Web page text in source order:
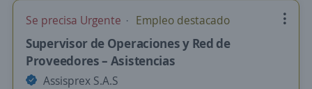
Se precisa Urgente Empleo destacado
Supervisor de Operaciones y Red de
Proveedores – Asistencias
Assisprex S.A.S